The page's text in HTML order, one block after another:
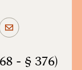
- § 376)